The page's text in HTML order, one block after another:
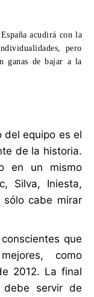
acudirá con la
pero
ganas de bajar a la
del equipo es el
de la historia.
en un mismo
Silva, Iniesta,
sólo cabe mirar
que
como
2012. La final
debe servir de